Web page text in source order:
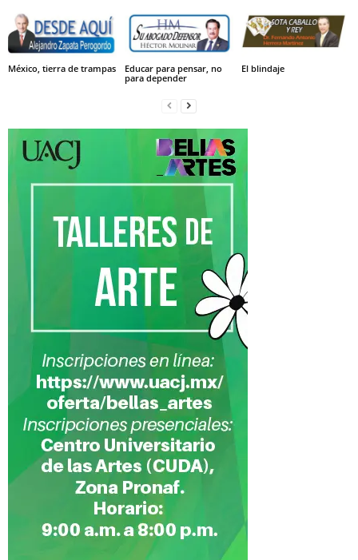
México, tierra de trampas
Educar para pensar, no
para depender
El blindaje